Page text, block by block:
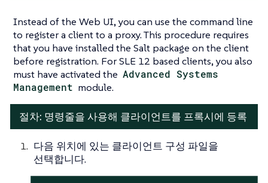
Instead of the Web UI, you can use the command line
to register a client to a proxy. This procedure requires
that you have installed the Salt package on the client
before registration. For SLE 12 based clients, you also
must have activated the Advanced Systems
Management module.
절차: 명령줄을 사용해 클라이언트를 프록시에 등록
다음 위치에 있는 클라이언트 구성 파일을
선택합니다.